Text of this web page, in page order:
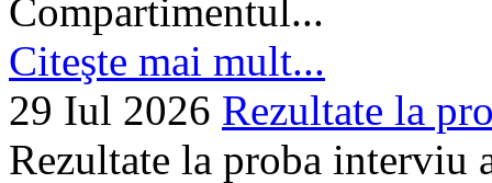
Compartimentul...
Citeşte mai mult...
29 Iul 2026 Rezultate la
Rezultate la proba interviu